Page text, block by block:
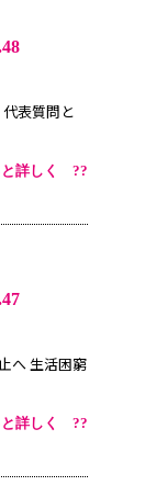
表質問と
と詳しく ??
へ 生活困窮
と詳しく ??